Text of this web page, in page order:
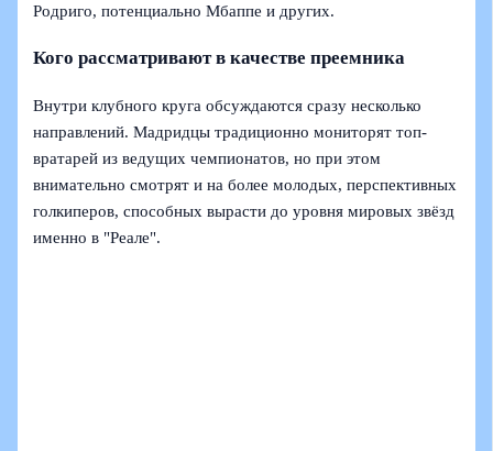
Родриго, потенциально Мбаппе и других.
Кого рассматривают в качестве преемника
Внутри клубного круга обсуждаются сразу несколько
направлений. Мадридцы традиционно мониторят топ-
вратарей из ведущих чемпионатов, но при этом
внимательно смотрят и на более молодых, перспективных
голкиперов, способных вырасти до уровня мировых звёзд
именно в "Реале".